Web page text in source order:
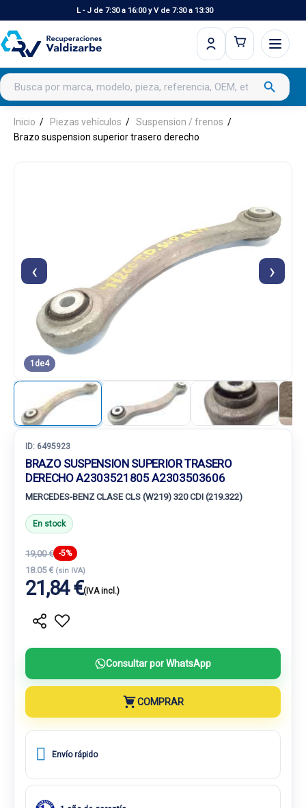
L - J de 7:30 a 16:00 y V de 7:30 a 13:30
Buscar productos search
Inicio Piezas vehículos
Suspension / frenos
Brazo suspension superior trasero derecho
‹ ›
1 de4
ID: 6495923
BRAZO SUSPENSION SUPERIOR TRASERO
DERECHO A2303521805 A2303503606
MERCEDES-BENZ CLASE CLS (W219) 320 CDI (219.322)
En stock
19,00 € -5%
18.05 € (sin IVA)
21,84 €(IVA incl.)
Consultar por WhatsApp
COMPRAR
Envío rápido